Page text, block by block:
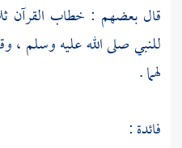
قال بعضهم : خطاب القرآن
للنبي صلى الله عليه وسلم ،
لهما .
فائدة :